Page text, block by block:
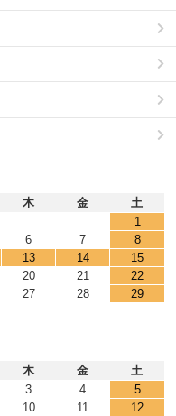
木 金
土
1
6 7
8
13 14
15
20 21
22
27 28
29
木 金
土
3 4
5
10 11
12